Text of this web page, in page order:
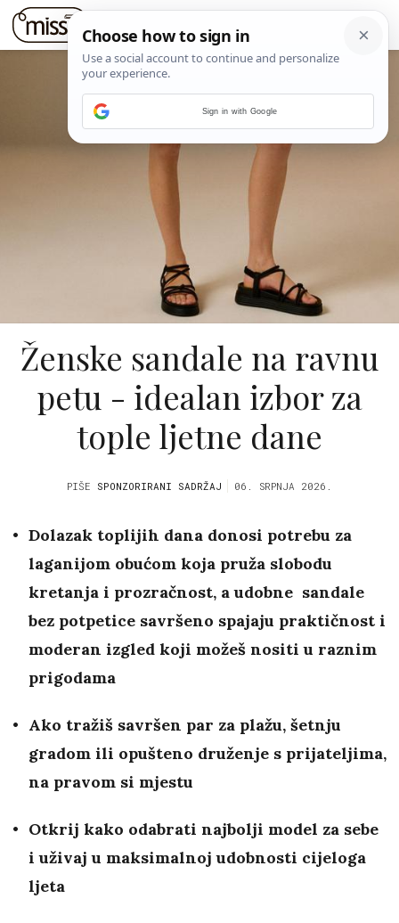
Ženske sandale na ravnu
petu - idealan izbor za
tople ljetne dane
PIŠE SPONZORIRANI SADRŽAJ 06. SRPNJA 2026.
Dolazak toplijih dana donosi potrebu za
laganijom obućom koja pruža slobodu
kretanja i prozračnost, a udobne sandale
bez potpetice savršeno spajaju praktičnost i
moderan izgled koji možeš nositi u raznim
prigodama
Ako tražiš savršen par za plažu, šetnju
gradom ili opušteno druženje s prijateljima,
na pravom si mjestu
Otkrij kako odabrati najbolji model za sebe
i uživaj u maksimalnoj udobnosti cijeloga
ljeta
Sign in with Google